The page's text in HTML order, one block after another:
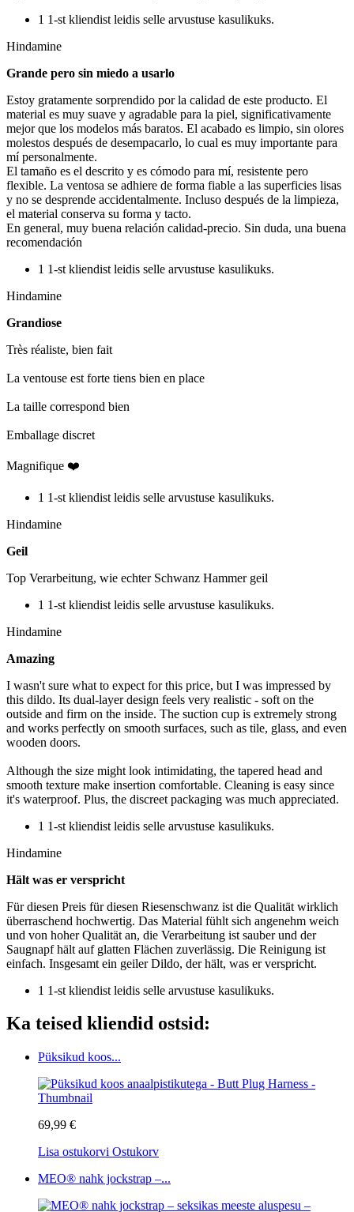
1 1-st kliendist leidis selle arvustuse kasulikuks.
Hindamine
Grande pero sin miedo a usarlo
Estoy gratamente sorprendido por la calidad de este producto. El
material es muy suave y agradable para la piel, significativamente
mejor que los modelos más baratos. El acabado es limpio, sin olores
molestos después de desempacarlo, lo cual es muy importante para
mí personalmente.
El tamaño es el descrito y es cómodo para mí, resistente pero
flexible. La ventosa se adhiere de forma fiable a las superficies lisas
y no se desprende accidentalmente. Incluso después de la limpieza,
el material conserva su forma y tacto.
En general, muy buena relación calidad-precio. Sin duda, una buena
recomendación
1 1-st kliendist leidis selle arvustuse kasulikuks.
Hindamine
Grandiose
Très réaliste, bien fait
La ventouse est forte tiens bien en place
La taille correspond bien
Emballage discret
Magnifique ❤️
1 1-st kliendist leidis selle arvustuse kasulikuks.
Hindamine
Geil
Top Verarbeitung, wie echter Schwanz Hammer geil
1 1-st kliendist leidis selle arvustuse kasulikuks.
Hindamine
Amazing
I wasn't sure what to expect for this price, but I was impressed by
this dildo. Its dual-layer design feels very realistic - soft on the
outside and firm on the inside. The suction cup is extremely strong
and works perfectly on smooth surfaces, such as tile, glass, and even
wooden doors.
Although the size might look intimidating, the tapered head and
smooth texture make insertion comfortable. Cleaning is easy since
it's waterproof. Plus, the discreet packaging was much appreciated.
1 1-st kliendist leidis selle arvustuse kasulikuks.
Hindamine
Hält was er verspricht
Für diesen Preis für diesen Riesenschwanz ist die Qualität wirklich
überraschend hochwertig. Das Material fühlt sich angenehm weich
und von hoher Qualität an, die Verarbeitung ist sauber und der
Saugnapf hält auf glatten Flächen zuverlässig. Die Reinigung ist
einfach. Insgesamt ein geiler Dildo, der hält, was er verspricht.
1 1-st kliendist leidis selle arvustuse kasulikuks.
Ka teised kliendid ostsid:
Püksikud koos...
69,99 €
Lisa ostukorvi Ostukorv
MEO® nahk jockstrap –...